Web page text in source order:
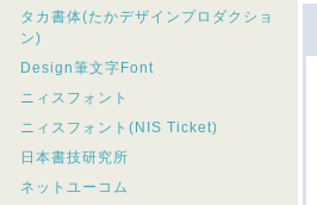
タカ書体(たかデザインプロダクショ
ン)
Design筆文字Font
ニィスフォント
ニィスフォント(NIS Ticket)
日本書技研究所
ネットユーコム